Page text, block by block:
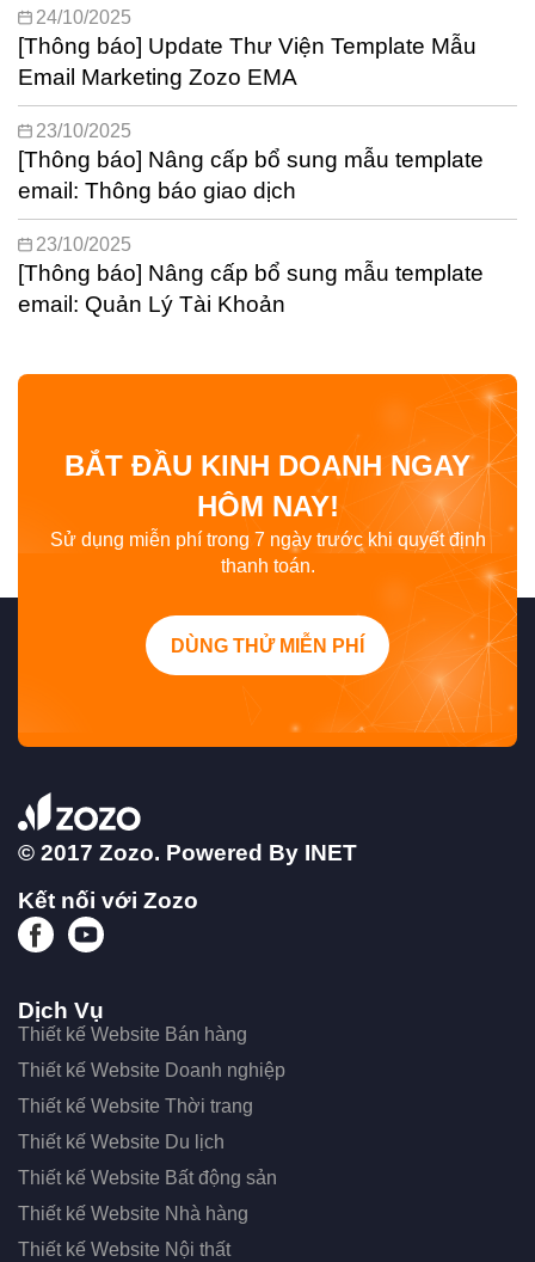
24/10/2025
[Thông báo] Update Thư Viện Template Mẫu
Email Marketing Zozo EMA
23/10/2025
[Thông báo] Nâng cấp bổ sung mẫu template
email: Thông báo giao dịch
23/10/2025
[Thông báo] Nâng cấp bổ sung mẫu template
email: Quản Lý Tài Khoản
BẮT ĐẦU KINH DOANH NGAY
HÔM NAY!
Sử dụng miễn phí trong 7 ngày trước khi quyết định
thanh toán.
DÙNG THỬ MIỄN PHÍ
© 2017 Zozo. Powered By INET
Kết nối với Zozo
Dịch Vụ
Thiết kế Website Bán hàng
Thiết kế Website Doanh nghiệp
Thiết kế Website Thời trang
Thiết kế Website Du lịch
Thiết kế Website Bất động sản
Thiết kế Website Nhà hàng
Thiết kế Website Nội thất